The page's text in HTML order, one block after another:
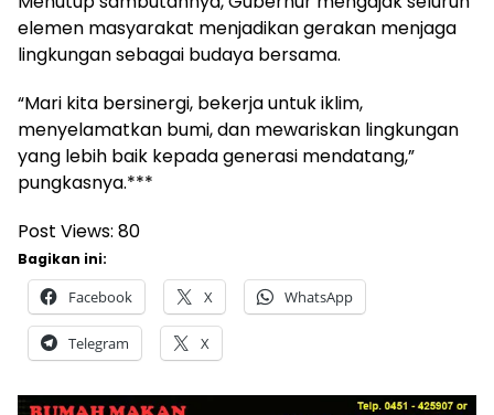
elemen masyarakat menjadikan gerakan menjaga
lingkungan sebagai budaya bersama.
“Mari kita bersinergi, bekerja untuk iklim,
menyelamatkan bumi, dan mewariskan lingkungan
yang lebih baik kepada generasi mendatang,”
pungkasnya.***
Post Views: 80
Bagikan ini:
Facebook X WhatsApp
Telegram X